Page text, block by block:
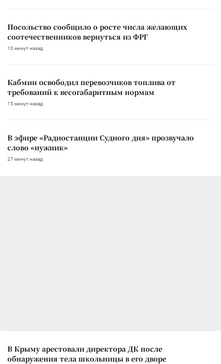
Посольство сообщило о росте числа желающих
соотечественников вернуться из ФРГ
10 минут назад
Кабмин освободил перевозчиков топлива от
требований к весогабаритным нормам
15 минут назад
В эфире «Радиостанции Судного дня» прозвучало
слово «нужник»
27 минут назад
В Крыму арестовали директора ДК после
обнаружения тела школьницы в его дворе